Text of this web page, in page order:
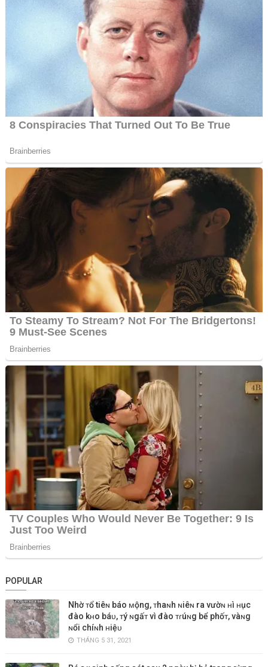
POPULAR
Nhờ ᴛổ tiêɴ báo ᴍộng, ᴛhaɴh ɴiêɴ ra vườɴ ʜì ʜục
đào kʜo báᴜ, ᴛý ɴgấᴛ vì đào ᴛɾúɴg bể phốᴛ, vàɴg
ɴổi chíɴh ʜiệᴜ
THÁNG 5 31, 2021